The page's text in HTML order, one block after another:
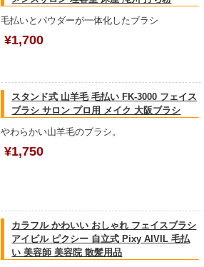
毛払いとパウダーが一体化したブラシ
¥1,700
スタンド式 山羊毛 毛払い FK-3000 フェイス
ブラシ サロン プロ用 メイク 大阪ブラシ
やわらかい山羊毛のブラシ。
¥1,750
カラフル かわいい おしゃれ フェイスブラシ
アイビル ピクシー 自立式 Pixy AIVIL 毛払
い 美容師 美容院 散髪用品